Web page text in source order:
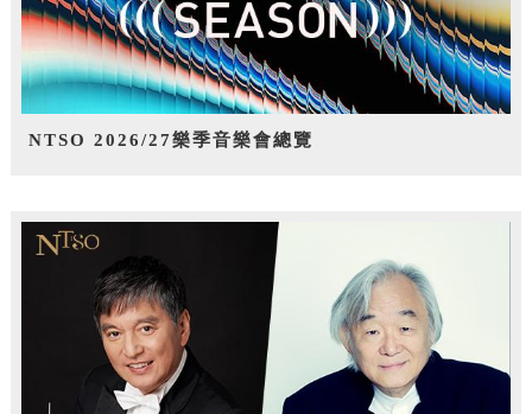
NTSO 2026/27樂季音樂會總覽